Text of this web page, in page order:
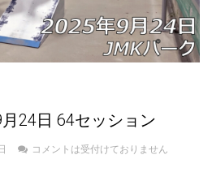
24日 64セッション
コメントは受付けておりません